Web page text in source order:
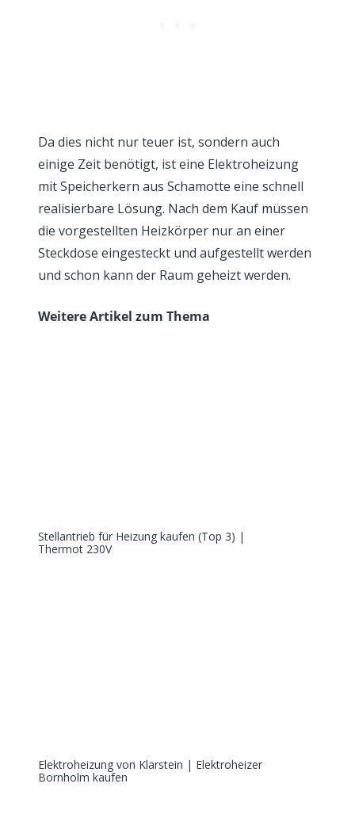
Da dies nicht nur teuer ist, sondern auch
einige Zeit benötigt, ist eine Elektroheizung
mit Speicherkern aus Schamotte eine schnell
realisierbare Lösung. Nach dem Kauf müssen
die vorgestellten Heizkörper nur an einer
Steckdose eingesteckt und aufgestellt werden
und schon kann der Raum geheizt werden.
Weitere Artikel zum Thema
Stellantrieb für Heizung kaufen (Top 3) |
Thermot 230V
Elektroheizung von Klarstein | Elektroheizer
Bornholm kaufen